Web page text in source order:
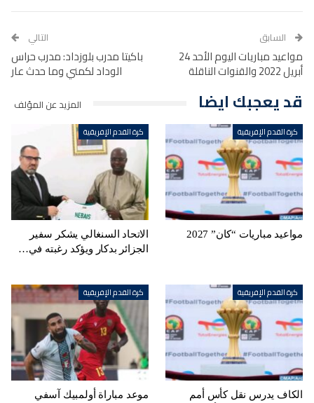
السابق
مواعيد مباريات اليوم الأحد 24
أبريل 2022 والقنوات الناقلة
التالي
باكيتا مدرب بلوزداد: مدرب حراس
الوداد لكمني وما حدث عار
قد يعجبك ايضا المزيد عن المؤلف
كرة القدم الإفريقية
مواعيد مباريات “كان” 2027
كرة القدم الإفريقية
الاتحاد السنغالي يشكر سفير
الجزائر بدكار ويؤكد رغبته في…
كرة القدم الإفريقية
الكاف يدرس نقل كأس أمم
كرة القدم الإفريقية
موعد مباراة أولمبيك آسفي